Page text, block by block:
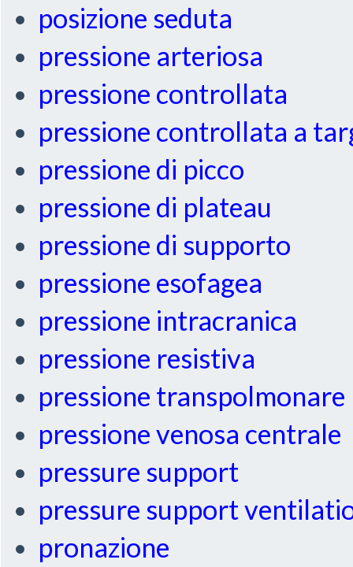
posizione seduta
pressione arteriosa
pressione controllata
pressione controllata a
pressione di picco
pressione di plateau
pressione di supporto
pressione esofagea
pressione intracranica
pressione resistiva
pressione transpolmonare
pressione venosa centrale
pressure support
pressure support
pronazione